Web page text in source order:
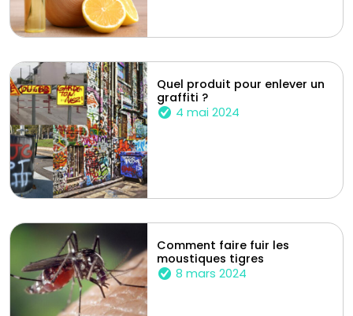
Quel produit pour enlever un
graffiti ?
4 mai 2024
Comment faire fuir les
moustiques tigres
8 mars 2024